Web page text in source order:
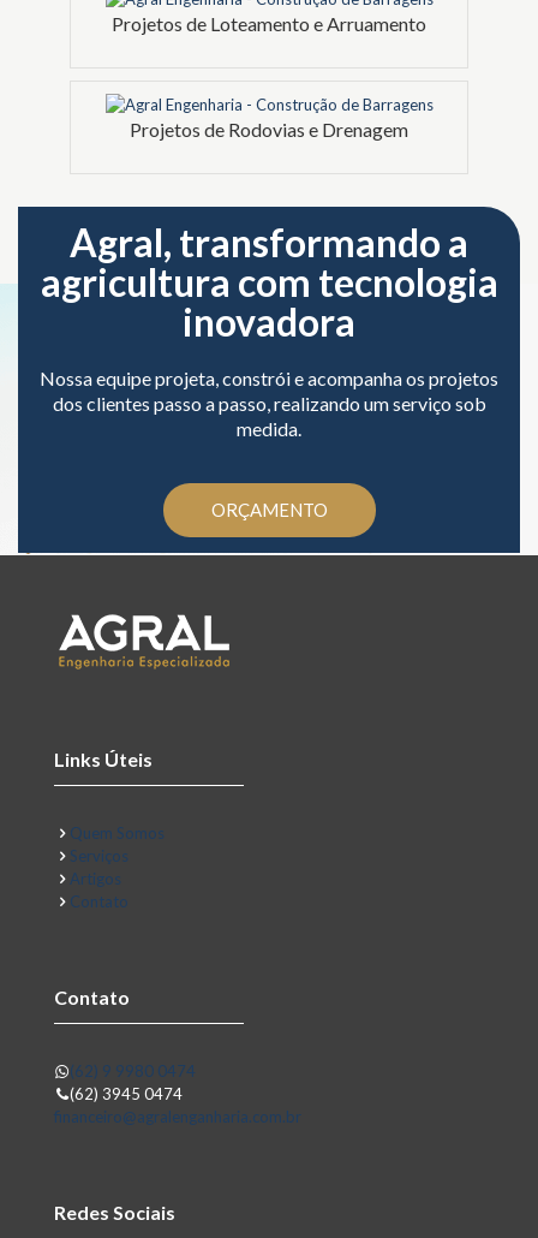
Projetos de Loteamento e Arruamento
Projetos de Rodovias e Drenagem
Agral, transformando a
agricultura com tecnologia
inovadora
Nossa equipe projeta, constrói e acompanha os projetos
dos clientes passo a passo, realizando um serviço sob
medida.
ORÇAMENTO
Links Úteis
Quem Somos
Serviços
Artigos
Contato
Contato
(62) 9 9980 0474
(62) 3945 0474
financeiro@agralenganharia.com.br
Redes Sociais